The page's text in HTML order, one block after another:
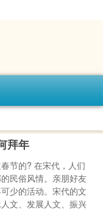
拜年
节的? 在宋代，人们
民俗风情。亲朋好友
少的活动。宋代的文
文、发展人文、振兴